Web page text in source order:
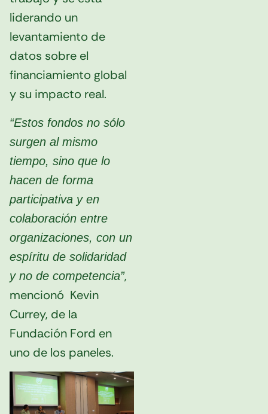
liderando un
levantamiento de
datos sobre el
financiamiento global
y su impacto real.
“Estos fondos no sólo
surgen al mismo
tiempo, sino que lo
hacen de forma
participativa y en
colaboración entre
organizaciones, con un
espíritu de solidaridad
y no de competencia”,
mencionó Kevin
Currey, de la
Fundación Ford en
uno de los paneles.